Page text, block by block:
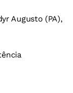
Augusto (PA),